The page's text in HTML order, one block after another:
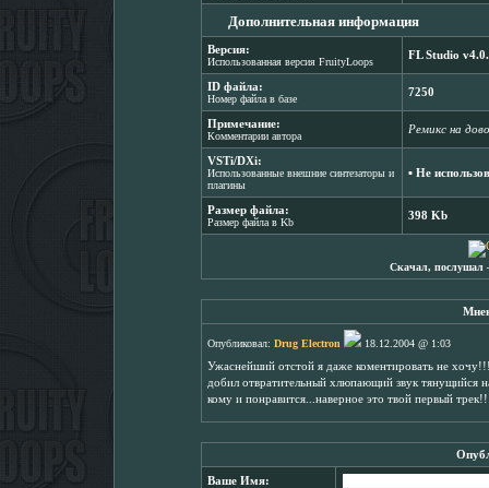
Дополнительная информация
Версия:
Использованная версия FruityLoops
FL Studio
ID файла:
Номер файла в базе
7250
Примечание:
Комментарии автора
Ремикс на
VSTi/DXi:
Использованные внешние синтезаторы и
плагины
▪ Не
Размер файла:
Размер файла в Kb
398 Kb
Скачал, послушал
Опубликовал: Drug Electron
18.12.2004 @ 1:03
Ужаснейший отстой я даже коментировать не
добил отвратительный хлюпающий звук тянущийся
кому и понравится...наверное это твой первый
Ваше Имя: